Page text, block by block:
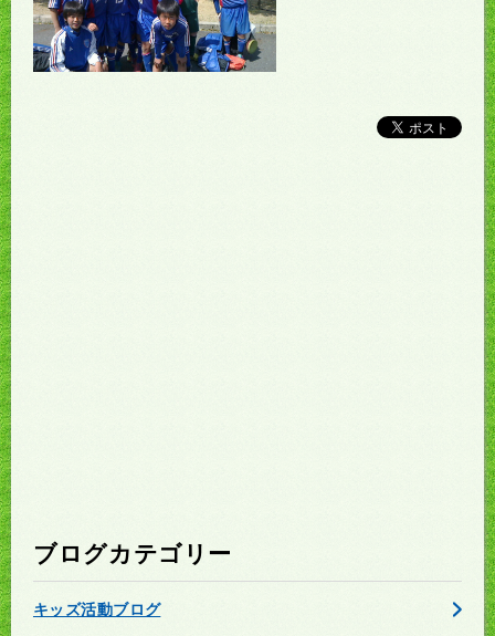
ブログカテゴリー
キッズ活動ブログ